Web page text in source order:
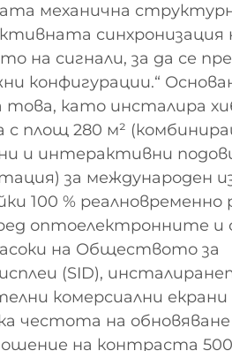
механична
синхронизация
на сигнали, за да се
конфигурации.“
това, като инсталира
с площ 280 м²
и интерактивни
за международен
100 % реалновременно
оптоелектронните
на Обществото за
(SID),
комерсиални екрани
честота на обновяване
на контраста